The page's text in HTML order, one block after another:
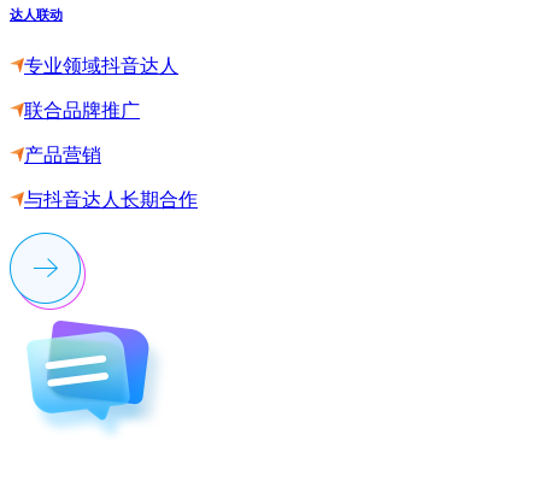
达人联动
专业领域抖音达人
联合品牌推广
产品营销
与抖音达人长期合作